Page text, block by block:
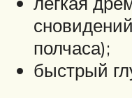
полчаса);
быстрый